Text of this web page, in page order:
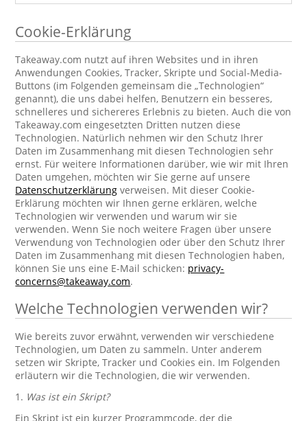
Cookie-Erklärung
Takeaway.com nutzt auf ihren Websites und in ihren
Anwendungen Cookies, Tracker, Skripte und Social-Media-
Buttons (im Folgenden gemeinsam die „Technologien“
genannt), die uns dabei helfen, Benutzern ein besseres,
schnelleres und sichereres Erlebnis zu bieten. Auch die von
Takeaway.com eingesetzten Dritten nutzen diese
Technologien. Natürlich nehmen wir den Schutz Ihrer
Daten im Zusammenhang mit diesen Technologien sehr
ernst. Für weitere Informationen darüber, wie wir mit Ihren
Daten umgehen, möchten wir Sie gerne auf unsere
Datenschutzerklärung verweisen. Mit dieser Cookie-
Erklärung möchten wir Ihnen gerne erklären, welche
Technologien wir verwenden und warum wir sie
verwenden. Wenn Sie noch weitere Fragen über unsere
Verwendung von Technologien oder über den Schutz Ihrer
Daten im Zusammenhang mit diesen Technologien haben,
können Sie uns eine E-Mail schicken: privacy-
concerns@takeaway.com.
Welche Technologien verwenden wir?
Wie bereits zuvor erwähnt, verwenden wir verschiedene
Technologien, um Daten zu sammeln. Unter anderem
setzen wir Skripte, Tracker und Cookies ein. Im Folgenden
erläutern wir die Technologien, die wir verwenden.
1. Was ist ein Skript?
Ein Skript ist ein kurzer Programmcode, der die